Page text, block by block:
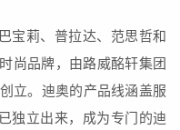
宝莉、普拉达、范思哲和
尚品牌，由路威酩轩集团
立。迪奥的产品线涵盖服
独立出来，成为专门的迪